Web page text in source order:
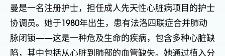
曼是一名注册护士，担任成人先天性心脏病项目的护士
协调员。她于1980年出生，患有法洛四联症合并肺动
脉闭锁——这是一种危及生命的疾病，包含多种心脏缺
陷，其中包括从心脏到肺部的血管缺失。她通过植入分